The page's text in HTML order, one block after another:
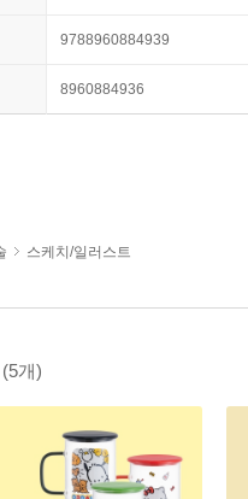
9788960884939
8960884936
스케치/일러스트
(5개)